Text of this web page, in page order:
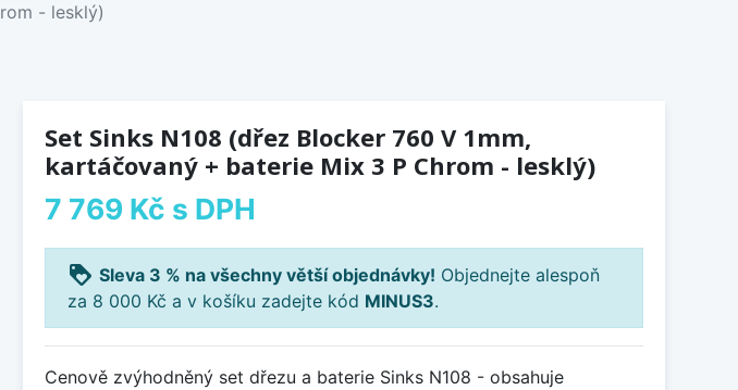
- lesklý)
Set Sinks N108 (dřez Blocker 760 V 1mm,
kartáčovaný + baterie Mix 3 P Chrom - lesklý)
7 769 Kč s DPH
loyalty Sleva 3 % na všechny větší objednávky! Objednejte alespoň
za 8 000 Kč a v košíku zadejte kód MINUS3.
Cenově zvýhodněný set dřezu a baterie Sinks N108 - obsahuje